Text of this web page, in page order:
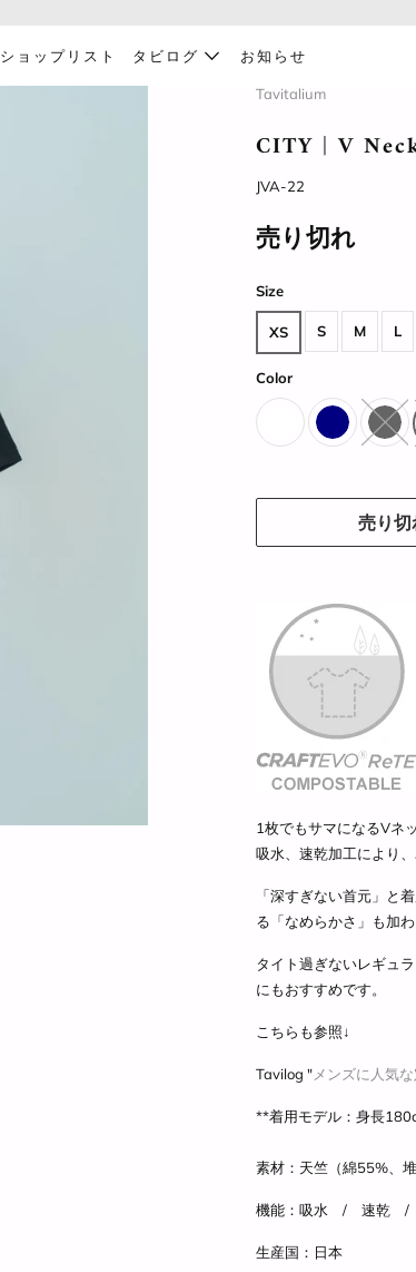
ショップリスト タビログ お知らせ
Tavitalium
CITY | V
JVA-22
売り切れ
Size
XS S M L
Color
売り切
1枚でもサマになるVネ
吸水、速乾加工により
「深すぎない首元」と
る「なめらかさ」も加
タイト過ぎないレギュ
にもおすすめです。
こちらも参照↓
Tavilog " メンズに人気
**着用モデル：身長
素材：天竺（綿55%、
機能：吸水 / 速乾 /
生産国：日本